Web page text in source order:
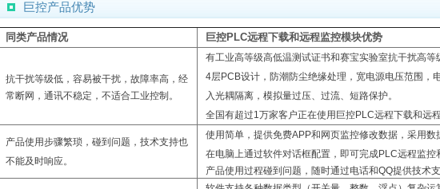
巨控产品优势
同类产品情况 巨控PLC远程下载和远程监控模块优势
抗干扰等级低，容易被干扰， 故障率高，经
常断网，通讯不稳定， 不适合工业控制。
有工业高等级高低温测试证书和赛宝实验室抗干扰高
4层PCB设计，防潮防尘绝缘处理，宽电源电压范围，
入光耦隔离，模拟量过压、过流、短路保护。
全国有超过1万家客户正在使用巨控PLC远程下载和远
产品使用步骤繁琐，碰到问题，技术支持也
不能及时响应。
使用简单，提供免费APP和网页监控修改数据，采用数
在电脑上通过软件对话框配置，即可完成PLC远程监控
产品使用过程碰到问题，随时通过电话和QQ提供技术